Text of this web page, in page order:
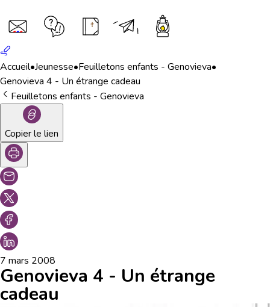
Accueil•Jeunesse•Feuilletons enfants - Genovieva•
Genovieva 4 - Un étrange cadeau
Feuilletons enfants - Genovieva
Copier le lien
7 mars 2008
Genovieva 4 - Un étrange
cadeau